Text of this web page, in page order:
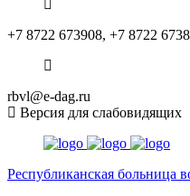
+7 8722 673908, +7 8722
rbvl@e-dag.ru
Версия для слабовидящих
Республиканская больница